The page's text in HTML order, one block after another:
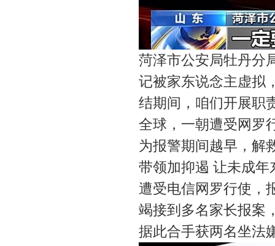
菏泽市公安局牡丹分
记被家东说念主虚拟
结期间，咱们开展职
全球，一朝遭受网罗
为报警期间越早，解
带领加抑遏 让未成年
遭受电信网罗行使，
竭接到多名家长报案
据此合手获两名坐法